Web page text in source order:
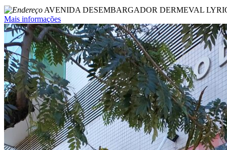
AVENIDA DESEMBARGADOR DERMEVAL
Mais informações